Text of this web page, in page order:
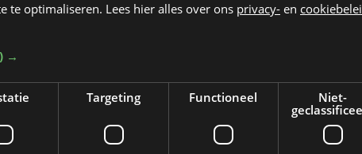
te optimaliseren. Lees hier alles over ons privacy- en
→
Targeting Functioneel
Niet-